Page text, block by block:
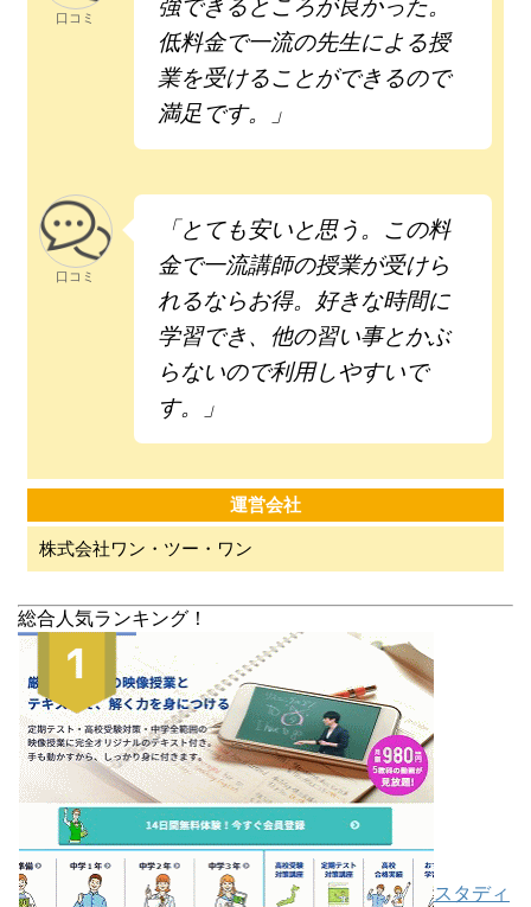
口コミ
強できるところが良かった。
低料金で一流の先生による授
業を受けることができるので
満足です。」
口コミ
「とても安いと思う。この料
金で一流講師の授業が受けら
れるならお得。好きな時間に
学習でき、他の習い事とかぶ
らないので利用しやすいで
す。」
運営会社
株式会社ワン・ツー・ワン
総合人気ランキング！
スタディ